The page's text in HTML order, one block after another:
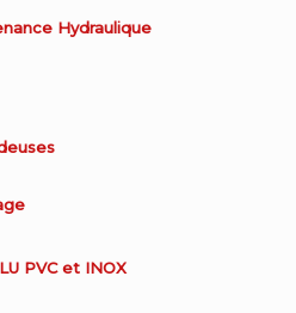
Hydraulique
PVC et INOX